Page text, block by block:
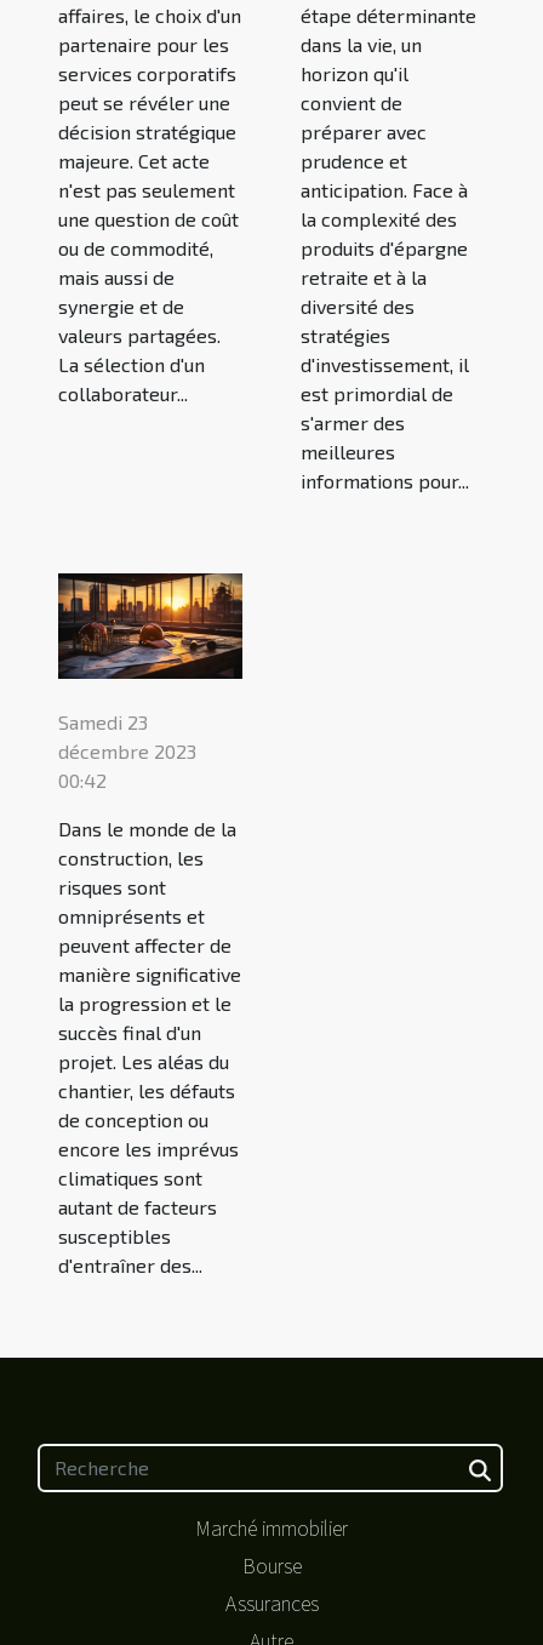
affaires, le choix d'un
partenaire pour les
services corporatifs
peut se révéler une
décision stratégique
majeure. Cet acte
n'est pas seulement
une question de coût
ou de commodité,
mais aussi de
synergie et de
valeurs partagées.
La sélection d'un
collaborateur...
étape déterminante
dans la vie, un
horizon qu'il
convient de
préparer avec
prudence et
anticipation. Face à
la complexité des
produits d'épargne
retraite et à la
diversité des
stratégies
d'investissement, il
est primordial de
s'armer des
meilleures
informations pour...
Samedi 23
décembre 2023
00:42
Dans le monde de la
construction, les
risques sont
omniprésents et
peuvent affecter de
manière significative
la progression et le
succès final d'un
projet. Les aléas du
chantier, les défauts
de conception ou
encore les imprévus
climatiques sont
autant de facteurs
susceptibles
d'entraîner des...
Marché immobilier
Bourse
Assurances